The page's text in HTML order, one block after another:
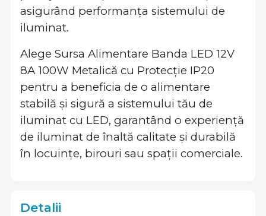
asigurând performanța sistemului de
iluminat.
Alege Sursa Alimentare Banda LED 12V
8A 100W Metalică cu Protecție IP20
pentru a beneficia de o alimentare
stabilă și sigură a sistemului tău de
iluminat cu LED, garantând o experiență
de iluminat de înaltă calitate și durabilă
în locuințe, birouri sau spații comerciale.
Detalii